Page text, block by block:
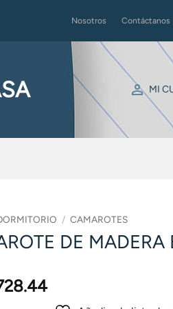
Nosotros Contáctanos
MI
/ CAMAROTES
DE